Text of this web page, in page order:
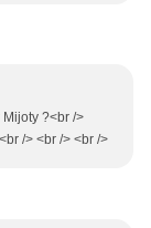
?<br />
/> <br /> <br />